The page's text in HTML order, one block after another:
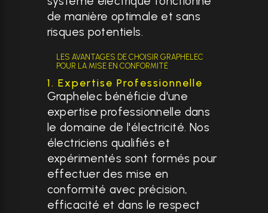
de manière optimale et sans
risques potentiels.
LES AVANTAGES DE CHOISIR GRAPHELEC
POUR LA MISE EN CONFORMITÉ
1. Expertise Professionnelle
Graphelec bénéficie d'une
expertise professionnelle dans
le domaine de l'électricité. Nos
électriciens qualifiés et
expérimentés sont formés pour
effectuer des mise en
conformité avec précision,
efficacité et dans le respect